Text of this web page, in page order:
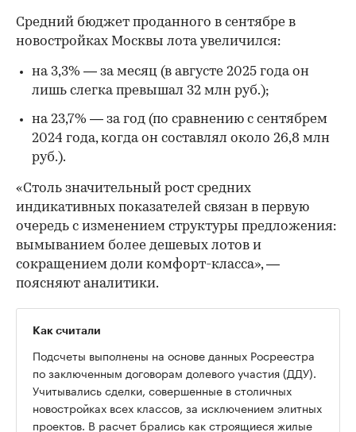
Средний бюджет проданного в сентябре в
новостройках Москвы лота увеличился:
на 3,3% — за месяц (в августе 2025 года он
лишь слегка превышал 32 млн руб.);
на 23,7% — за год (по сравнению с сентябрем
2024 года, когда он составлял около 26,8 млн
руб.).
«Столь значительный рост средних
индикативных показателей связан в первую
очередь с изменением структуры предложения:
вымыванием более дешевых лотов и
сокращением доли комфорт-класса», —
поясняют аналитики.
Как считали
Подсчеты выполнены на основе данных Росреестра
по заключенным договорам долевого участия (ДДУ).
Учитывались сделки, совершенные в столичных
новостройках всех классов, за исключением элитных
проектов. В расчет брались как строящиеся жилые